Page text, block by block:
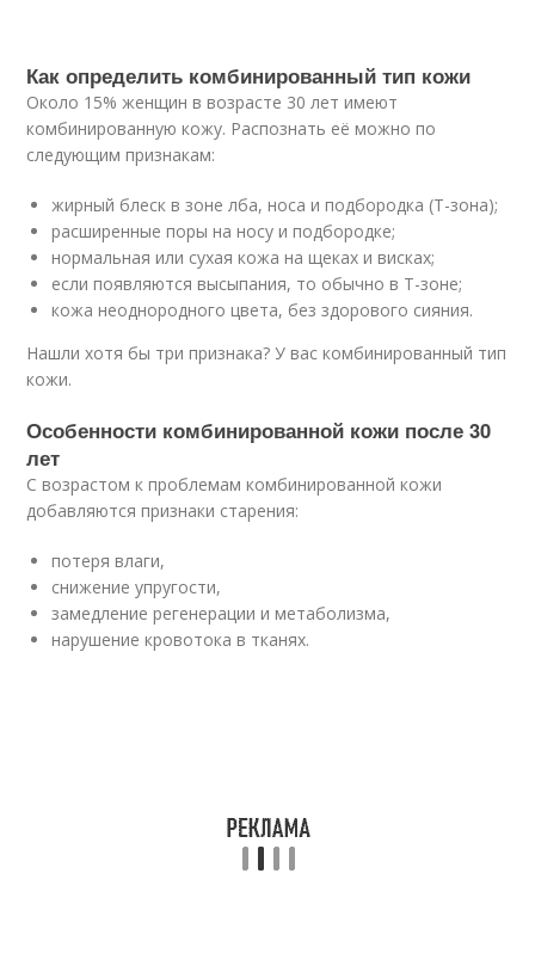
Как определить комбинированный тип кожи
Около 15% женщин в возрасте 30 лет имеют
комбинированную кожу. Распознать её можно по
следующим признакам:
жирный блеск в зоне лба, носа и подбородка (Т-зона);
расширенные поры на носу и подбородке;
нормальная или сухая кожа на щеках и висках;
если появляются высыпания, то обычно в Т-зоне;
кожа неоднородного цвета, без здорового сияния.
Нашли хотя бы три признака? У вас комбинированный тип
кожи.
Особенности комбинированной кожи после 30
лет
С возрастом к проблемам комбинированной кожи
добавляются признаки старения:
потеря влаги,
снижение упругости,
замедление регенерации и метаболизма,
нарушение кровотока в тканях.